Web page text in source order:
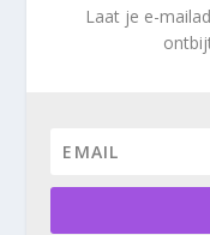
Laat je e-